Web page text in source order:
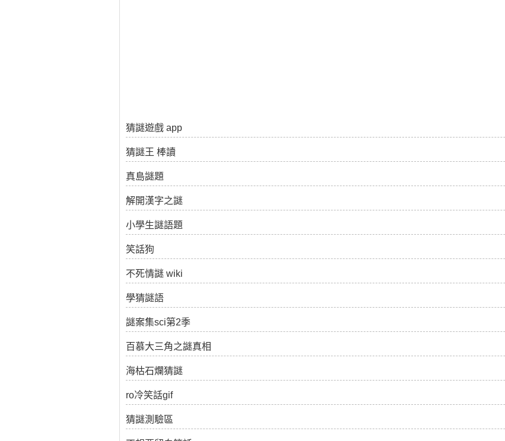
猜謎遊戲 app
猜謎王 棒讀
真島謎題
解開漢字之謎
小學生謎語題
笑話狗
不死情謎 wiki
學猜謎語
謎案集sci第2季
百慕大三角之謎真相
海枯石爛猜謎
ro冷笑話gif
猜謎測驗區